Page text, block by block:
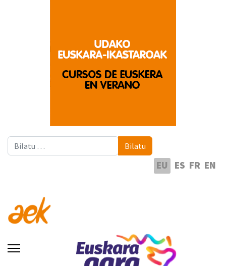
Bilatu Bilatu
EU ES FR EN